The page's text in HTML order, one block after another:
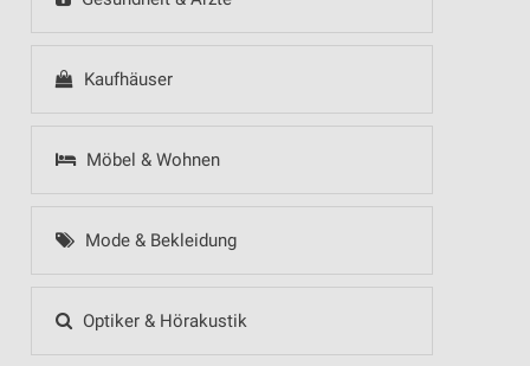
Kaufhäuser
Möbel & Wohnen
Mode & Bekleidung
Optiker & Hörakustik